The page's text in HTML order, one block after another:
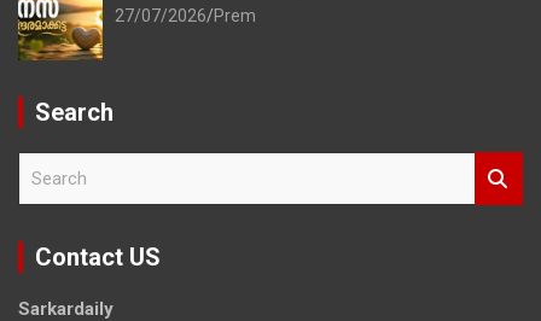
27/07/2026 Prem
Search
r
Contact US
Sarkardaily